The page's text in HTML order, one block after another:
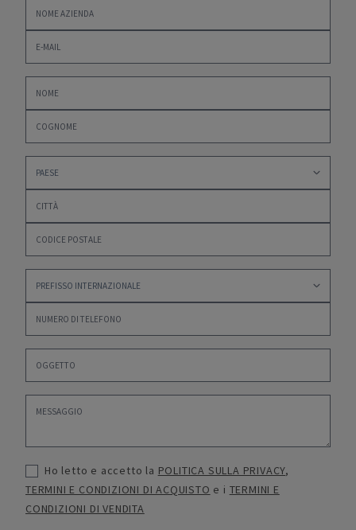
Ho letto e accetto la POLITICA SULLA PRIVACY,
TERMINI E CONDIZIONI DI ACQUISTO e i TERMINI E
CONDIZIONI DI VENDITA